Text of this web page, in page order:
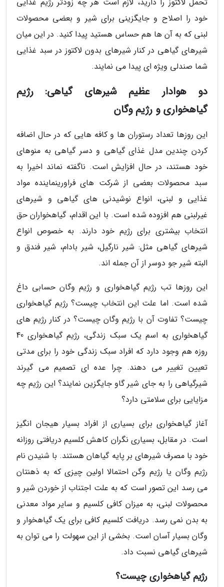
خود را اصلاح و جایگزینی برای شیر و بعضی محصولات
لبنی که به آن ها هم حساس هستید پیدا کنید. در این میان
شیرهای گیاهی در کنار شیرهای بدون لاکتوز در سبد غذایی
شما صندلی ویژه ای پیدا می نمایند.
دو هوادار عظیم شیرهای گیاهی: رژیم
گیاهخواری و رژیم وگان
این روزها تعداد رستوران ها و کافه هایی که در حال اضافه
کردن چندین مدل غذای گیاهی و دسر گیاهی به منوهای
خود هستند، در حال افزایش است. ناگفته نماند اخیرا به
سبد محصولات بعضی از شرکت های فراورینماینده مواد
غذایی و لبنی، انواع نوشیدنی های گیاهی و شیرهای
غیرلبنی هم افزوده شده است. با این اقدام، گیاهخواران حق
انتخاب بیشتری برای رژیم خود دارند. به خصوص انواع
شیرهای گیاهی مثل: شیر نارگیل، شیر بادام، شیر فندق و
البته شیر جو دوسر از آن جمله اند.
این روزها تب رژیم گیاهخواری و رژیم وگان حسابی داغ
شده است. اما علت این انتخاب چیست؟ رژیم گیاهخواری
چیست؟ تفاوت آن با رژیم وگان چیست؟ در کنار رژیم های
گیاهخواری به اسم یک سبک زندگی، رژیم گیاهخواری 40
روزه هم وجود دارد که افراد سبک زندگی خود را برای مدتی
تعیین تغییر می دهند. چرا عده ای تصمیم می گیرند
شیرگیاهی را به جای شیر گاو جایگزین نمایند؟ این رژیم چه
مزایایی برای سلامتی دارد؟
آغاز گیاهخواری برای بسیاری از افراد بسیار هیجان انگیز
است. در مقابل، بسیاری نگران کاهش کلسیم دریافتی روزانه
خود با مصرف شیرهای بر پایه گیاهان هستند. با شنیدن نام
رژیم وگان یا رژیم وگن احتمالا اولین چیزی که به ذهنتان
می رسد این تصور است که به علت اجتناب از خوردن شیر و
محصولات لبنی، به میزان کافی کلسیم و سایر مواد معدنی
به بدن نمی رسد. دریافت کلسیم کافی برای یک گیاهخوار و
وگان بسیار آسان است. بخشی از این سهولت را می توان به
شیرهای گیاهی نسبت داد.
رژیم گیاهخواری چیست؟